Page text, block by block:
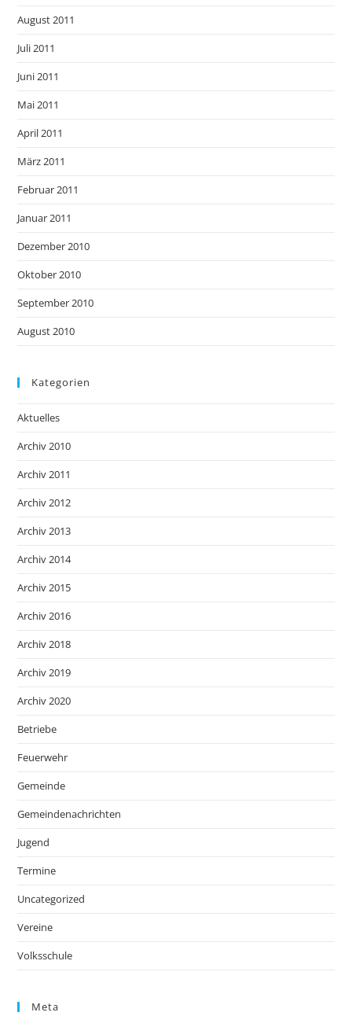
August 2011
Juli 2011
Juni 2011
Mai 2011
April 2011
März 2011
Februar 2011
Januar 2011
Dezember 2010
Oktober 2010
September 2010
August 2010
Kategorien
Aktuelles
Archiv 2010
Archiv 2011
Archiv 2012
Archiv 2013
Archiv 2014
Archiv 2015
Archiv 2016
Archiv 2018
Archiv 2019
Archiv 2020
Betriebe
Feuerwehr
Gemeinde
Gemeindenachrichten
Jugend
Termine
Uncategorized
Vereine
Volksschule
Meta